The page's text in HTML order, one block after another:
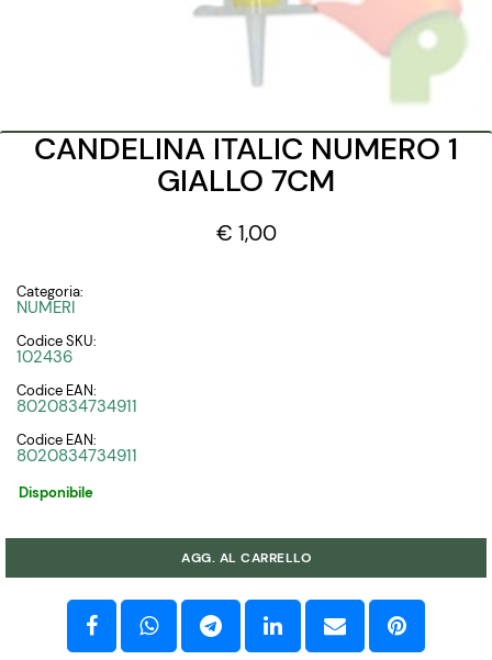
CANDELINA ITALIC NUMERO 1
GIALLO 7CM
€ 1,00
Categoria:
NUMERI
Codice SKU:
102436
Codice EAN:
8020834734911
Codice EAN:
8020834734911
Disponibile
AGG. AL CARRELLO